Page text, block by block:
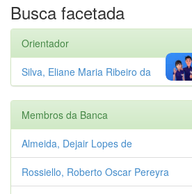
Busca facetada
Orientador
Silva, Eliane Maria Ribeiro da
Membros da Banca
Almeida, Dejair Lopes de
Rossiello, Roberto Oscar Pereyra